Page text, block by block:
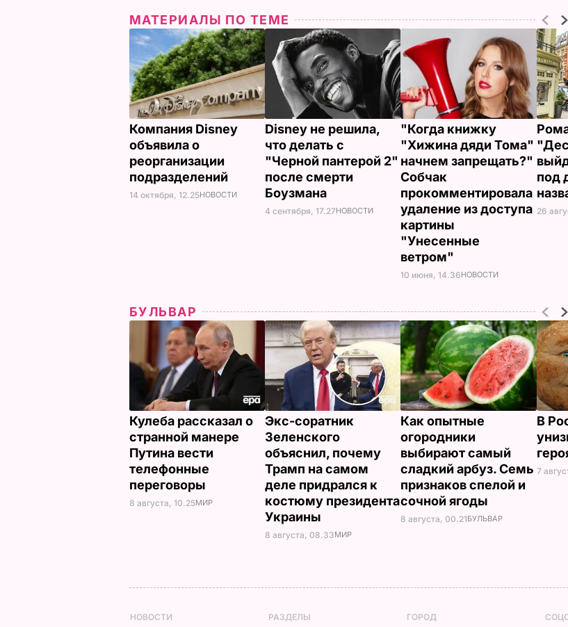
МАТЕРИАЛЫ ПО ТЕМЕ
Компания Disney
объявила о
реорганизации
подразделений
14 октября, 12.25НОВОСТИ
Disney не решила,
что делать с
"Черной пантерой 2"
после смерти
Боузмана
4 сентября, 17.27НОВОСТИ
"Когда книжку
"Хижина дяди Тома"
начнем запрещать?"
Собчак
прокомментировала
удаление из доступа
картины
"Унесенные
ветром"
10 июня, 14.36НОВОСТИ
под
26
БУЛЬВАР
Кулеба рассказал о
странной манере
Путина вести
телефонные
переговоры
8 августа, 10.25МИР
Экс-соратник
Зеленского
объяснил, почему
Трамп на самом
деле придрался к
костюму президента
Украины
8 августа, 08.33МИР
Как опытные
огородники
выбирают самый
сладкий арбуз. Семь
признаков спелой и
сочной ягоды
8 августа, 00.21БУЛЬВАР
В
7
НОВОСТИ РАЗДЕЛЫ ГОРОД